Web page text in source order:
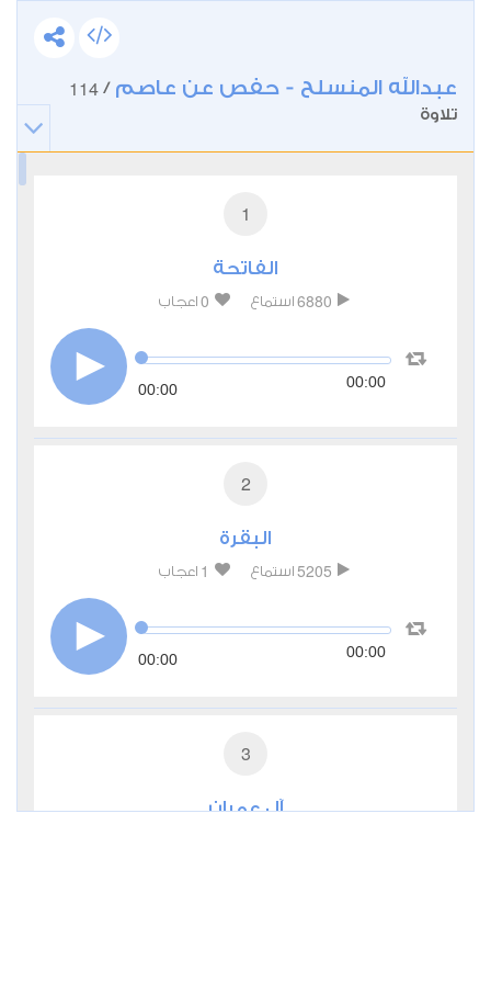
عبدالله المنسلح - حفص عن عاصم /
114
تلاوة
1
الفاتحة
6880 استماع 0 اعجاب
00:00 00:00
2
البقرة
5205 استماع 1 اعجاب
00:00 00:00
3
آل عمران